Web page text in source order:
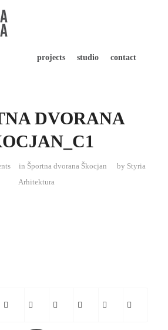
projects studio contact
DVORANA
in Športna dvorana Škocjan by Styria
Arhitektura